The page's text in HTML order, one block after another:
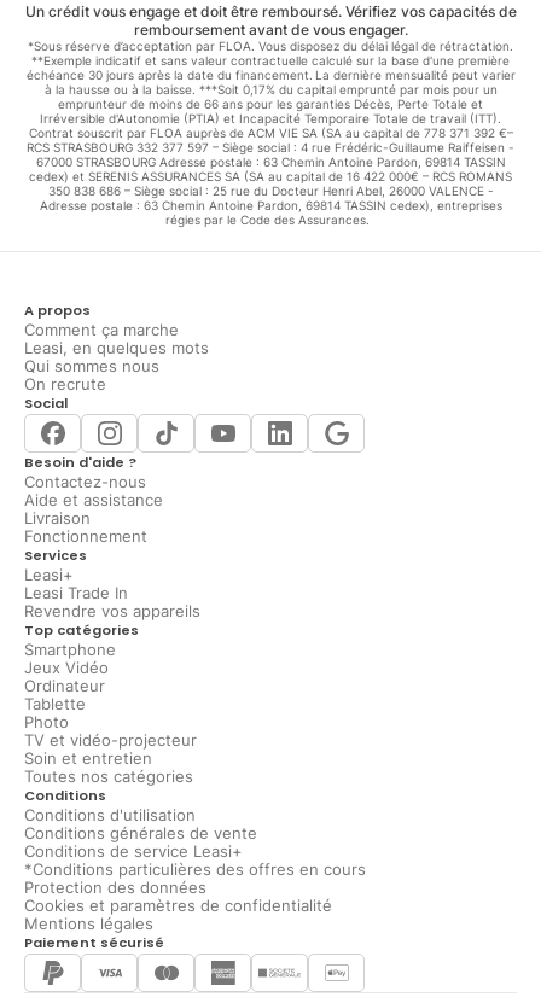
Un crédit vous engage et doit être remboursé. Vérifiez vos capacités de
remboursement avant de vous engager.
*Sous réserve d’acceptation par FLOA. Vous disposez du délai légal de rétractation.
**Exemple indicatif et sans valeur contractuelle calculé sur la base d'une première
échéance 30 jours après la date du financement. La dernière mensualité peut varier
à la hausse ou à la baisse. ***Soit 0,17% du capital emprunté par mois pour un
emprunteur de moins de 66 ans pour les garanties Décès, Perte Totale et
Irréversible d'Autonomie (PTIA) et Incapacité Temporaire Totale de travail (ITT).
Contrat souscrit par FLOA auprès de ACM VIE SA (SA au capital de 778 371 392 €–
RCS STRASBOURG 332 377 597 – Siège social : 4 rue Frédéric-Guillaume Raiffeisen -
67000 STRASBOURG Adresse postale : 63 Chemin Antoine Pardon, 69814 TASSIN
cedex) et SERENIS ASSURANCES SA (SA au capital de 16 422 000€ – RCS ROMANS
350 838 686 – Siège social : 25 rue du Docteur Henri Abel, 26000 VALENCE -
Adresse postale : 63 Chemin Antoine Pardon, 69814 TASSIN cedex), entreprises
régies par le Code des Assurances.
A propos
Comment ça marche
Leasi, en quelques mots
Qui sommes nous
On recrute
Social
Besoin d'aide ?
Contactez-nous
Aide et assistance
Livraison
Fonctionnement
Services
Leasi+
Leasi Trade In
Revendre vos appareils
Top catégories
Smartphone
Jeux Vidéo
Ordinateur
Tablette
Photo
TV et vidéo-projecteur
Soin et entretien
Toutes nos catégories
Conditions
Conditions d'utilisation
Conditions générales de vente
Conditions de service Leasi+
*Conditions particulières des offres en cours
Protection des données
Cookies et paramètres de confidentialité
Mentions légales
Paiement sécurisé